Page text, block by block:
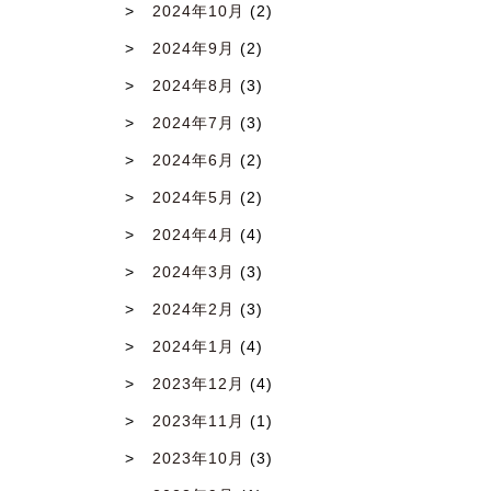
2024年10月 (2)
2024年9月 (2)
2024年8月 (3)
2024年7月 (3)
2024年6月 (2)
2024年5月 (2)
2024年4月 (4)
2024年3月 (3)
2024年2月 (3)
2024年1月 (4)
2023年12月 (4)
2023年11月 (1)
2023年10月 (3)